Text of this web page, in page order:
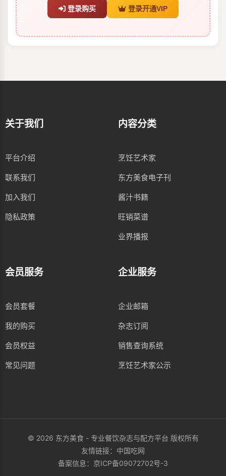
登录购买 登录开通VIP
关于我们
平台介绍
联系我们
加入我们
隐私政策
内容分类
烹饪艺术家
东方美食电子刊
酱汁书籍
旺销菜谱
业界播报
会员服务
会员套餐
我的购买
会员权益
常见问题
企业服务
企业邮箱
杂志订阅
销售查询系统
烹饪艺术家公示
© 2026 东方美食 - 专业餐饮杂志与配方平台 版权所有
友情链接： 中国吃网
备案信息： 京ICP备09072702号-3